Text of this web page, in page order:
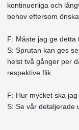
kontinuerliga och
behov eftersom
F: Måste jag ge detta
S: Sprutan kan ges
helst två gånger per
respektive flik.
F: Hur mycket ska
S: Se vår detaljerade